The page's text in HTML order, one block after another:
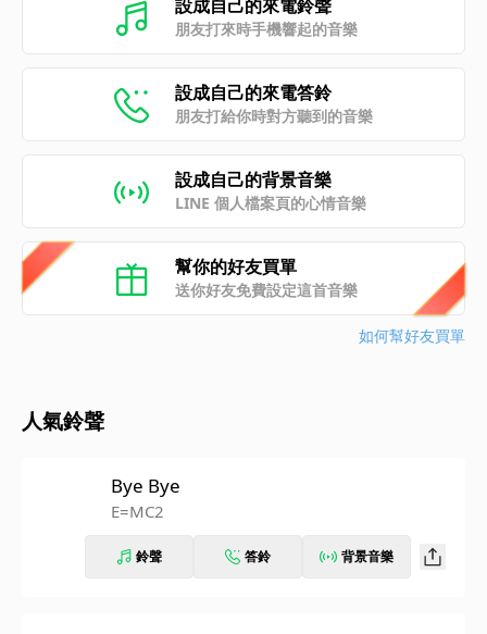
設成自己的來電鈴聲
朋友打來時手機響起的音樂
設成自己的來電答鈴
朋友打給你時對方聽到的音樂
設成自己的背景音樂
LINE 個人檔案頁的心情音樂
幫你的好友買單
送你好友免費設定這首音樂
如何幫好友買單
人氣鈴聲
Bye Bye
E=MC2
鈴聲 答鈴 背景音樂